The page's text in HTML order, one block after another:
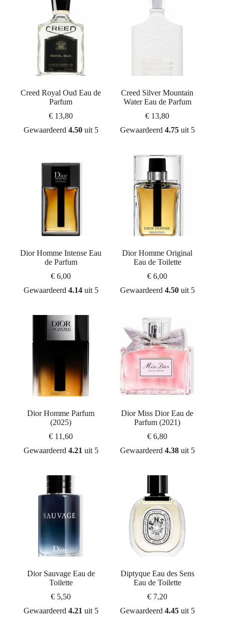
Creed Royal Oud Eau de
Parfum
€ 13,80
Gewaardeerd 4.50uit 5
Creed Silver Mountain
Water Eau de Parfum
€ 13,80
Gewaardeerd 4.75uit 5
Dior Homme Intense Eau
de Parfum
€ 6,00
Gewaardeerd 4.14uit 5
Dior Homme Original
Eau de Toilette
€ 6,00
Gewaardeerd 4.50uit 5
Dior Homme Parfum
(2025)
€ 11,60
Gewaardeerd 4.21 uit 5
Dior Miss Dior Eau de
Parfum (2021)
€ 6,80
Gewaardeerd 4.38uit 5
Dior Sauvage Eau de
Toilette
€ 5,50
Gewaardeerd 4.21 uit 5
Diptyque Eau des Sens
Eau de Toilette
€ 7,20
Gewaardeerd 4.45uit 5